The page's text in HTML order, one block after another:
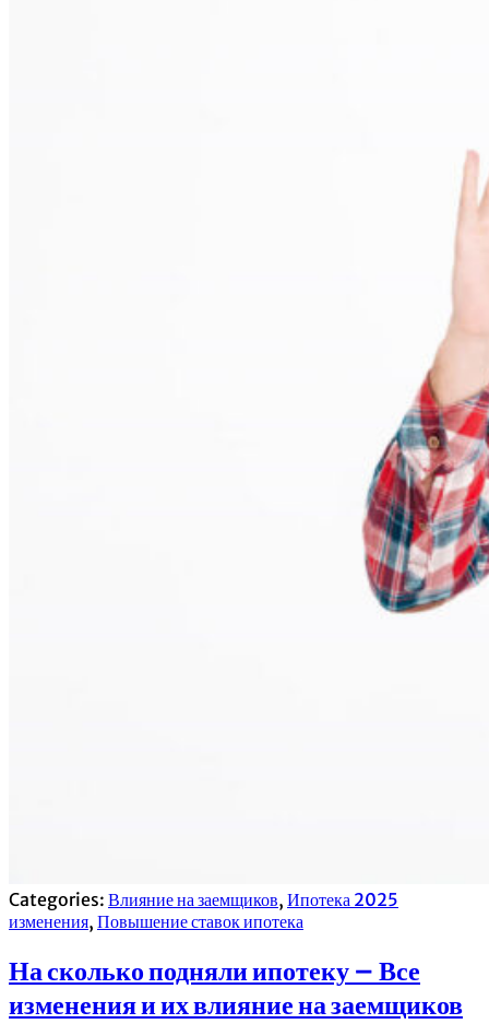
Categories: Влияние на заемщиков, Ипотека 2025
изменения, Повышение ставок ипотека
На сколько подняли ипотеку – Все
изменения и их влияние на заемщиков